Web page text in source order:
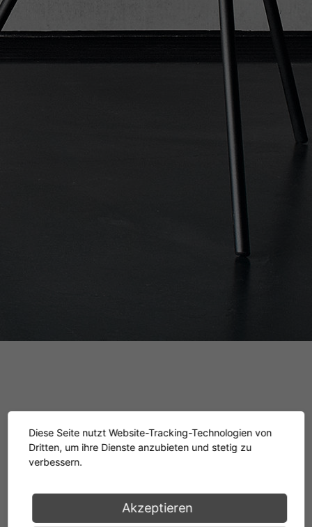
Notos Standing Desk
Ab 1.820€ (inkl. MwSt.)
Diese Seite nutzt Website-Tracking-Technologien von
Dritten, um ihre Dienste anzubieten und stetig zu
verbessern.
Akzeptieren